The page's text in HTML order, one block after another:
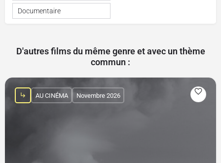
Documentaire
D'autres films du même genre et avec un thème
commun :
AU CINÉMA Novembre 2026